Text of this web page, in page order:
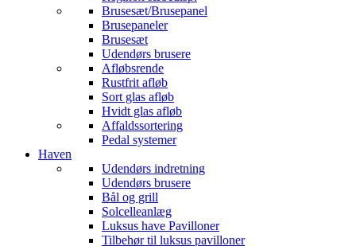
Brusesæt/Brusepanel
Brusepaneler
Brusesæt
Udendørs brusere
Afløbsrende
Rustfrit afløb
Sort glas afløb
Hvidt glas afløb
Affaldssortering
Pedal systemer
Haven
Udendørs indretning
Udendørs brusere
Bål og grill
Solcelleanlæg
Luksus have Pavilloner
Tilbehør til luksus pavilloner